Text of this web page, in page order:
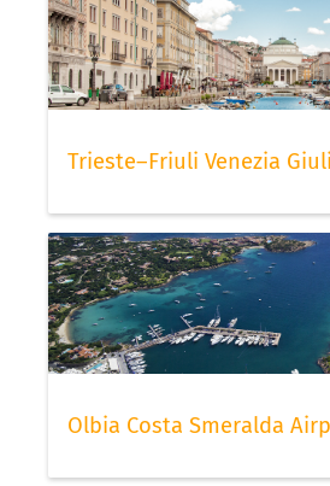
Trieste–Friuli Venezia
Olbia Costa Smeralda